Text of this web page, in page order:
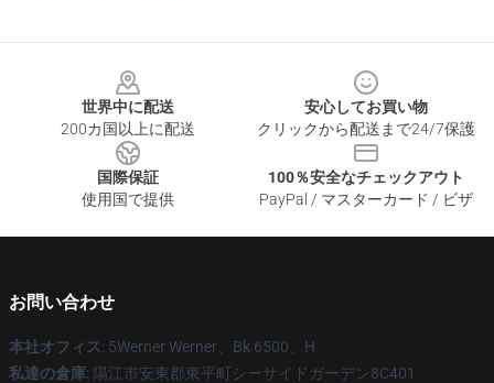
世界中に配送
200カ国以上に配送
安心してお買い物
クリックから配送まで24/7保護
国際保証
使用国で提供
100％安全なチェックアウト
PayPal / マスターカード / ビザ
お問い合わせ
本社オフィス: 5Werner Werner、Bk 6500、H
私達の倉庫: 陽江市安東郡東平町シーサイドガーデン8C401